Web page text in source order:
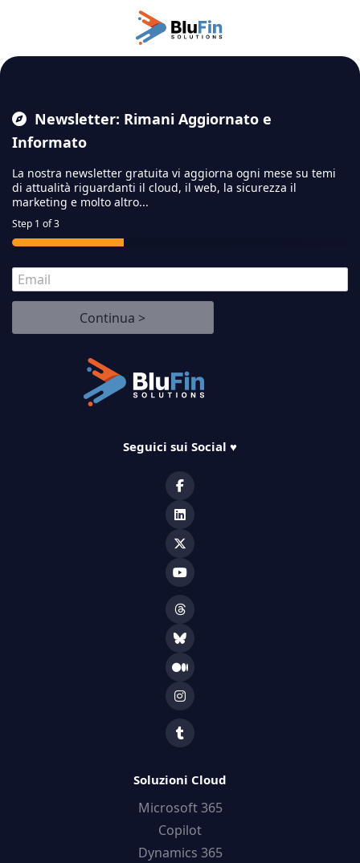
Newsletter: Rimani Aggiornato e
Informato
La nostra newsletter gratuita vi aggiorna ogni mese su temi
di attualità riguardanti il cloud, il web, la sicurezza il
marketing e molto altro...
Step 1 of 3
E
m
a
l
Continua >
Seguici sui Social ♥️
Soluzioni Cloud
Microsoft 365
Copilot
Dynamics 365